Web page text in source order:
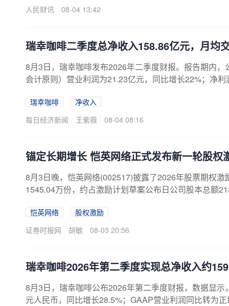
人民财讯
08-04 13:42
瑞幸咖啡二季度总净收入158.86亿元，月均
8月3日，瑞幸咖啡发布2026年二季度财报。报告期内
会计原则）营业利润为21.23亿元，同比增长22%；净
达到1.127亿，同比增长22.9%，创历史新高。从数据
店扩张与用户规模扩容，自营同店销售表现承压。
瑞幸咖啡
净收入
每日经济新闻
王紫薇 08-04 08:16
锚定长期增长 恺英网络正式发布新一轮股权
8月3日晚，恺英网络(002517)披露了2026年股票期权
1545.04万份，约占激励计划草案公布日公司股本总额
象共计115人，包括董事、高级管理人员、核心管理及
层推进的第三次激励方案，公告称，本次激励计划旨在
恺英网络
股权激励
证券时报网
胡敏 08-03 20:56
瑞幸咖啡2026年第二季度实现总净收入约
8月3日，瑞幸咖啡公布2026年第二季度财报，数据显
元人民币，同比增长28.5%；GAAP营业利润同比转为